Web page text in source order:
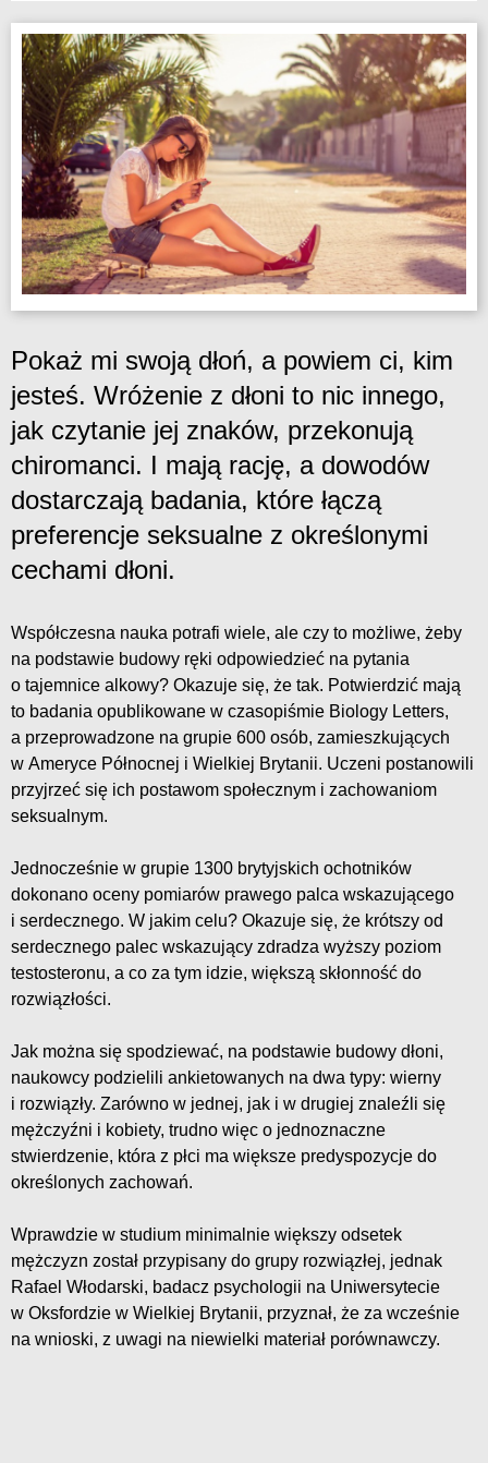
Pokaż mi swoją dłoń, a powiem ci, kim
jesteś. Wróżenie z dłoni to nic innego,
jak czytanie jej znaków, przekonują
chiromanci. I mają rację, a dowodów
dostarczają badania, które łączą
preferencje seksualne z określonymi
cechami dłoni.
Współczesna nauka potrafi wiele, ale czy to możliwe, żeby
na podstawie budowy ręki odpowiedzieć na pytania
o tajemnice alkowy? Okazuje się, że tak. Potwierdzić mają
to badania opublikowane w czasopiśmie Biology Letters,
a przeprowadzone na grupie 600 osób, zamieszkujących
w Ameryce Północnej i Wielkiej Brytanii. Uczeni postanowili
przyjrzeć się ich postawom społecznym i zachowaniom
seksualnym.
Jednocześnie w grupie 1300 brytyjskich ochotników
dokonano oceny pomiarów prawego palca wskazującego
i serdecznego. W jakim celu? Okazuje się, że krótszy od
serdecznego palec wskazujący zdradza wyższy poziom
testosteronu, a co za tym idzie, większą skłonność do
rozwiązłości.
Jak można się spodziewać, na podstawie budowy dłoni,
naukowcy podzielili ankietowanych na dwa typy: wierny
i rozwiązły. Zarówno w jednej, jak i w drugiej znaleźli się
mężczyźni i kobiety, trudno więc o jednoznaczne
stwierdzenie, która z płci ma większe predyspozycje do
określonych zachowań.
Wprawdzie w studium minimalnie większy odsetek
mężczyzn został przypisany do grupy rozwiązłej, jednak
Rafael Włodarski, badacz psychologii na Uniwersytecie
w Oksfordzie w Wielkiej Brytanii, przyznał, że za wcześnie
na wnioski, z uwagi na niewielki materiał porównawczy.